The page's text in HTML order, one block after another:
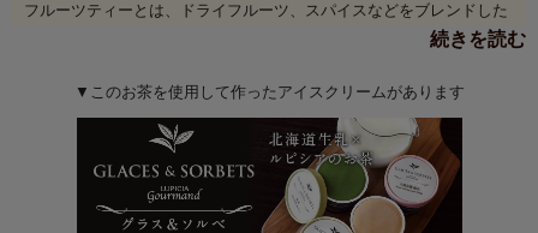
フルーツティーとは、ドライフルーツ、スパイスなどをブレンドした
お茶のこと。ルピシアでは果実本来の味わいに徹底的にこだわり、世
黄金色の鮮やかな水色で気分も明るくなるbrillant(ブリヤ
ン）はフランス語で「輝く」の意味。
香りと味わいが濃厚な国産ゆずと、酸味の強いブラッドオ
レンジ、ジューシーな温州みかんの爽やかな国産柑橘類を
贅沢にブレンドしました。
続きを読む
▼このお茶を使用して作ったアイスクリームがあります